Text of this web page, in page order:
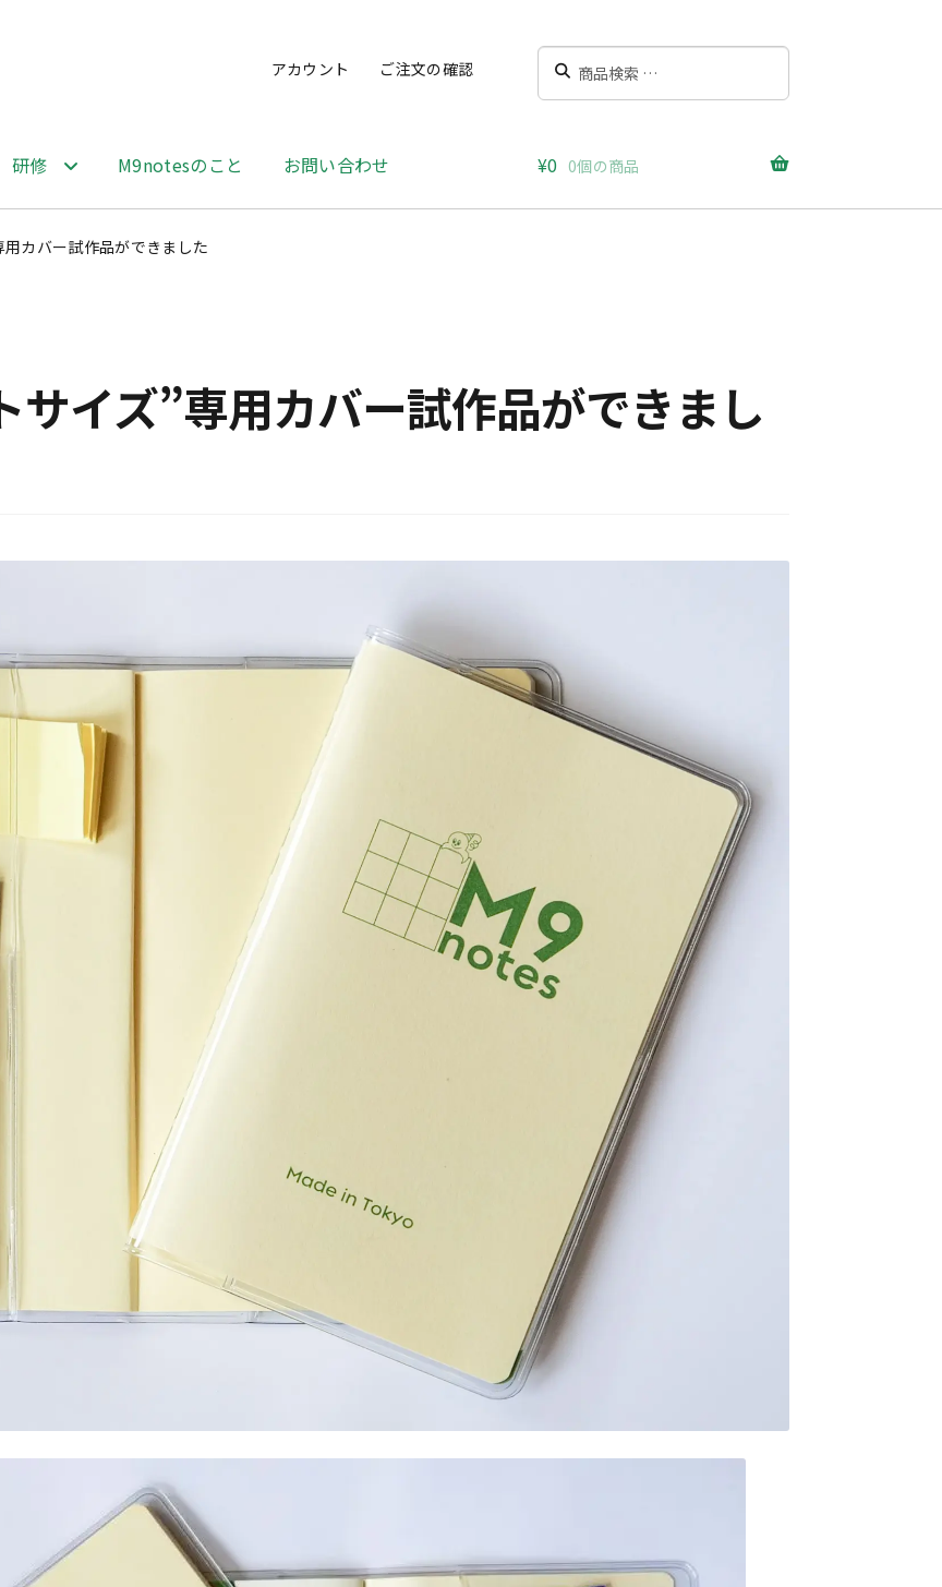
アカウント ご注文の確認
検
対
検
研修 M9notesのこと お問い合わせ ¥0 0個の商品
カバー試作品ができました
イズ”専用カバー試作品ができまし